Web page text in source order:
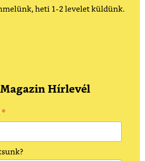
heti 1-2 levelet küldünk.
Hírlevél
*